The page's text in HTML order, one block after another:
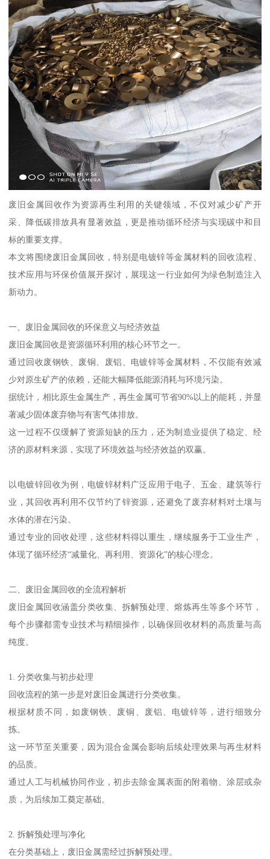
废旧金属回收作为资源再生利用的关键领域，不仅对减少矿产开
采、降低碳排放具有显著效益，更是推动循环经济与实现碳中和目
标的重要支撑。
本文将围绕废旧金属回收，特别是电镀锌等金属材料的回收流程、
技术应用与环保价值展开探讨，展现这一行业如何为绿色制造注入
新动力。
一、废旧金属回收的环保意义与经济效益
废旧金属回收是资源循环利用的核心环节之一。
通过回收废钢铁、废铜、废铝、电镀锌等金属材料，不仅能有效减
少对原生矿产的依赖，还能大幅降低能源消耗与环境污染。
据统计，相比原生金属生产，再生金属可节省90%以上的能耗，并显
著减少固体废弃物与有害气体排放。
这一过程不仅缓解了资源短缺的压力，还为制造业提供了稳定、经
济的原材料来源，实现了环境效益与经济效益的双赢。
以电镀锌回收为例，电镀锌材料广泛应用于电子、五金、建筑等行
业，其回收再利用不仅节约了锌资源，还避免了废弃材料对土壤与
水体的潜在污染。
通过专业的回收处理，这些材料得以重生，继续服务于工业生产，
体现了循环经济“减量化、再利用、资源化”的核心理念。
二、废旧金属回收的全流程解析
废旧金属回收涵盖分类收集、拆解预处理、熔炼再生等多个环节，
每个步骤都需专业技术与精细操作，以确保回收材料的高质量与高
纯度。
1. 分类收集与初步处理
回收流程的第一步是对废旧金属进行分类收集。
根据材质不同，如废钢铁、废铜、废铝、电镀锌等，进行细致分
拣。
这一环节至关重要，因为混合金属会影响后续处理效果与再生材料
的品质。
通过人工与机械协同作业，初步去除金属表面的附着物、涂层或杂
质，为后续加工奠定基础。
2. 拆解预处理与净化
在分类基础上，废旧金属需经过拆解预处理。